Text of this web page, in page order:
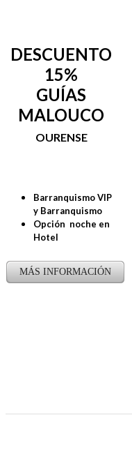
DESCUENTO
15%
GUÍAS
MALOUCO
OURENSE
Barranquismo VIP
y Barranquismo
Opción noche en
Hotel
MÁS INFORMACIÓN